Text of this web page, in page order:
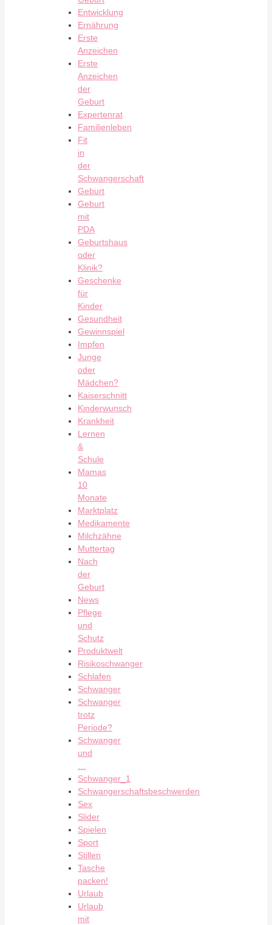
Entwicklung
Ernährung
Erste
Anzeichen
Erste
Anzeichen
der
Geburt
Expertenrat
Familienleben
Fit
in
der
Schwangerschaft
Geburt
Geburt
mit
PDA
Geburtshaus
oder
Klinik?
Geschenke
für
Kinder
Gesundheit
Gewinnspiel
Impfen
Junge
oder
Mädchen?
Kaiserschnitt
Kinderwunsch
Krankheit
Lernen
&
Schule
Mamas
10
Monate
Marktplatz
Medikamente
Milchzähne
Muttertag
Nach
der
Geburt
News
Pflege
und
Schutz
Produktwelt
Risikoschwanger
Schlafen
Schwanger
Schwanger
trotz
Periode?
Schwanger
und
Schwanger_1
Schwangerschaftsbeschwerden
Sex
Slider
Spielen
Sport
Stillen
Tasche
packen!
Urlaub
Urlaub
mit